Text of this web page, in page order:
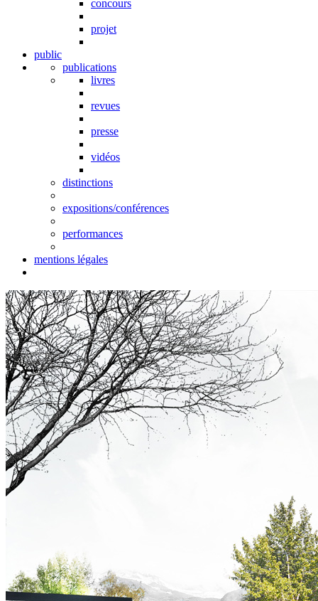
concours
projet
public
publications
livres
revues
presse
vidéos
distinctions
expositions/conférences
performances
mentions légales